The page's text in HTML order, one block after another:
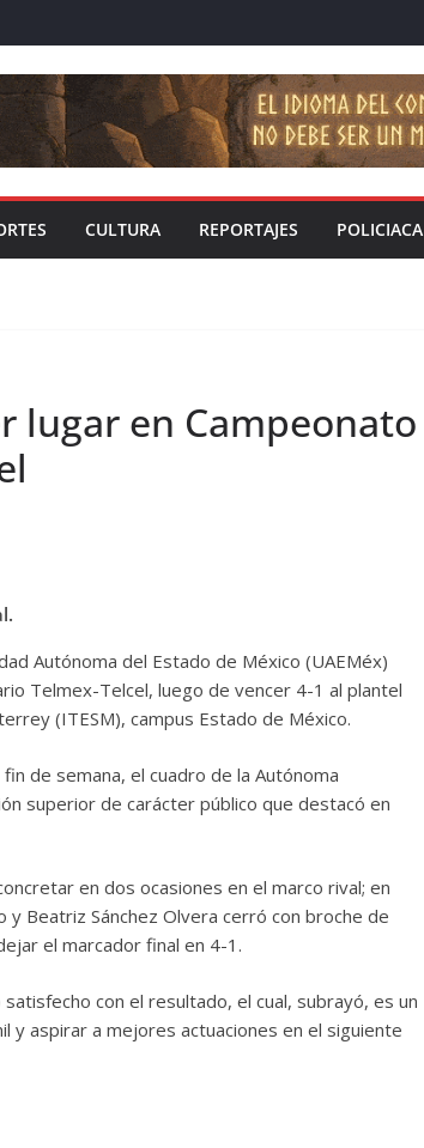
CULTURA REPORTAJES POLICIACA
lugar en Campeonato
Autónoma del Estado de México (UAEMéx)
Telmex-Telcel, luego de vencer 4-1 al plantel
(ITESM), campus Estado de México.
de semana, el cuadro de la Autónoma
superior de carácter público que destacó en
en dos ocasiones en el marco rival; en
Beatriz Sánchez Olvera cerró con broche de
el marcador final en 4-1.
con el resultado, el cual, subrayó, es un
y aspirar a mejores actuaciones en el siguiente